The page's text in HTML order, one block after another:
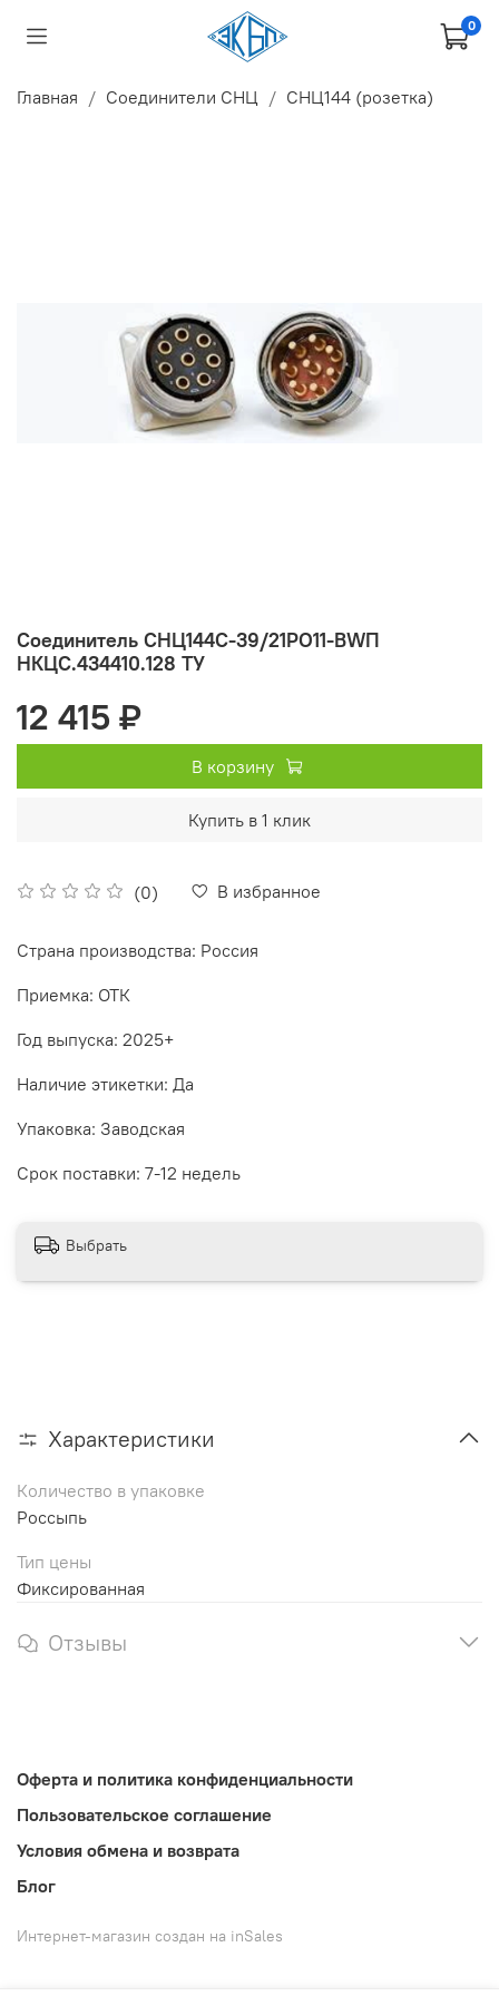
0
Главная Соединители СНЦ СНЦ144 (розетка)
Соединитель СНЦ144С-39/21РО11-BWП
НКЦС.434410.128 ТУ
(0) В избранное
12 415 ₽
В корзину
Купить в 1 клик
Страна производства: Россия
Приемка: ОТК
Год выпуска: 2025+
Наличие этикетки: Да
Упаковка: Заводская
Срок поставки: 7-12 недель
Выбрать
Характеристики
Количество в упаковке
Россыпь
Тип цены
Фиксированная
Отзывы
Оферта и политика конфиденциальности
Пользовательское соглашение
Условия обмена и возврата
Блог
Интернет-магазин создан на inSales